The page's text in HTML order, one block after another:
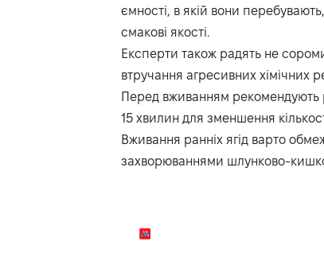
ємності, в якій вони
смакові якості.
Експерти також радять не
втручання агресивних хімічних
Перед вживанням рекомендують
15 хвилин для зменшення
Вживання ранніх ягід варто
захворюваннями шлунково-